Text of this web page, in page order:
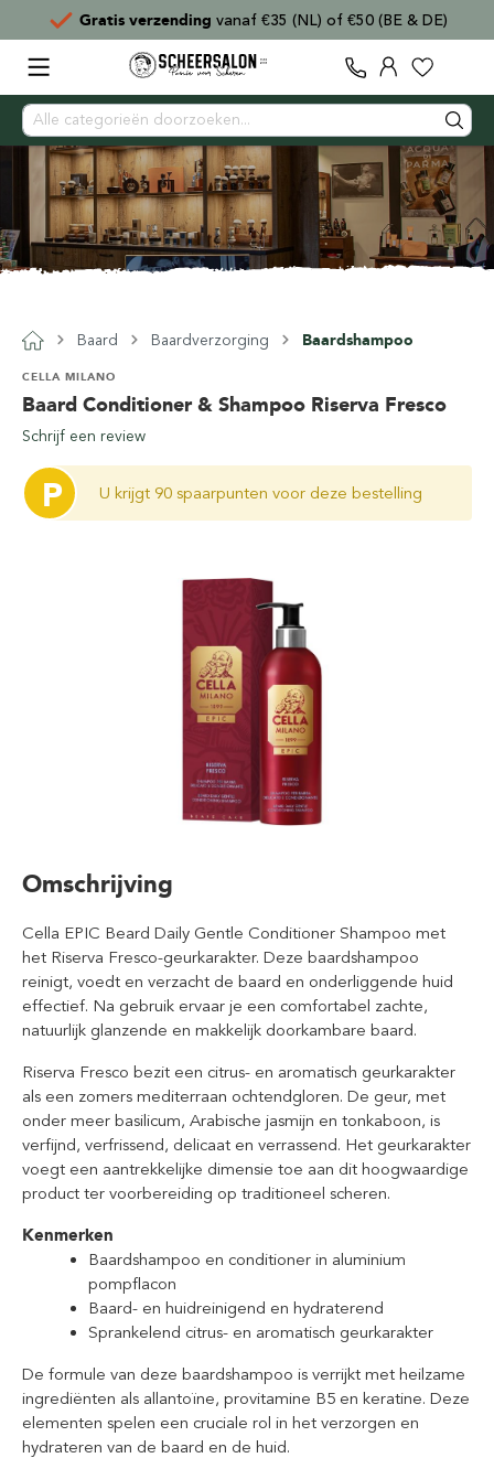
Gratis verzending vanaf €35 (NL) of €50 (BE & DE)
Baard Baardverzorging Baardshampoo
Baard Conditioner & Shampoo Riserva Fresco
CELLA MILANO
Schrijf een review
P U krijgt 90 spaarpunten voor deze bestelling
Omschrijving
Cella EPIC Beard Daily Gentle Conditioner Shampoo met
het Riserva Fresco-geurkarakter. Deze baardshampoo
reinigt, voedt en verzacht de baard en onderliggende huid
effectief. Na gebruik ervaar je een comfortabel zachte,
natuurlijk glanzende en makkelijk doorkambare baard.
Riserva Fresco bezit een citrus- en aromatisch geurkarakter
als een zomers mediterraan ochtendgloren. De geur, met
onder meer basilicum, Arabische jasmijn en tonkaboon, is
verfijnd, verfrissend, delicaat en verrassend. Het geurkarakter
voegt een aantrekkelijke dimensie toe aan dit hoogwaardige
product ter voorbereiding op traditioneel scheren.
Kenmerken
Baardshampoo en conditioner in aluminium
pompflacon
Baard- en huidreinigend en hydraterend
Sprankelend citrus- en aromatisch geurkarakter
De formule van deze baardshampoo is verrijkt met heilzame
ingrediënten als allantoïne, provitamine B5 en keratine. Deze
elementen spelen een cruciale rol in het verzorgen en
hydrateren van de baard en de huid.